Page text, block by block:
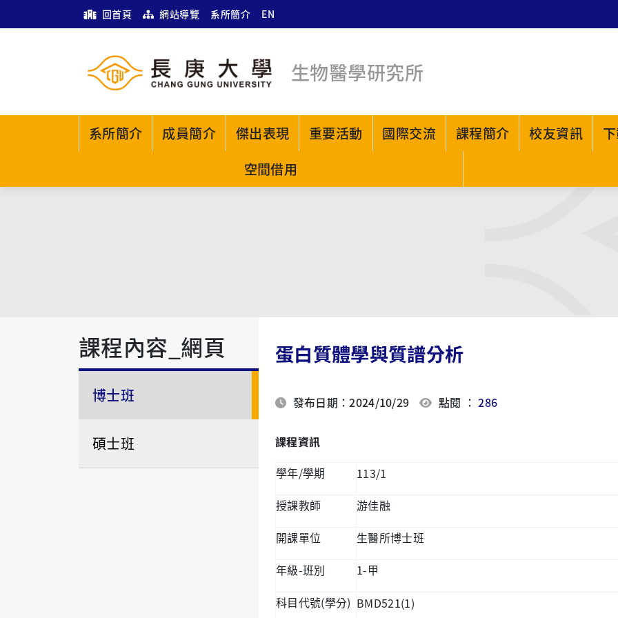
回首頁 網站導覽 系所簡介 EN
生物醫學研究所
系所簡介 成員簡介 傑出表現 重要活動 國際交流 課程簡介 校友資訊
空間借用
課程內容_網頁
博士班
碩士班
蛋白質體學與質譜分析
發布日期：2024/10/29 點閱 ：286
課程資訊
學年/學期 113/1
授課教師 游佳融
開課單位 生醫所博士班
年級-班別 1- 甲
科目代號(學分) BMD521(1)